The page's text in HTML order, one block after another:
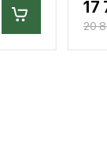
17
20